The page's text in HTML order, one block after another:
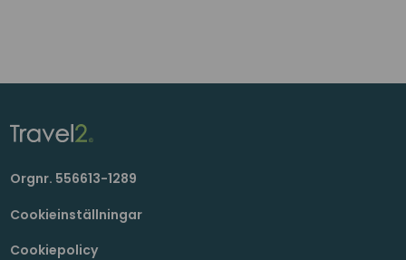
Orgnr. 556613-1289
Cookieinställningar
Cookiepolicy